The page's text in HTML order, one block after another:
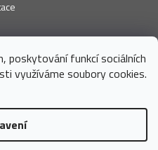
poskytování funkcí sociálních
využíváme soubory cookies.
696 42 Vracov
678 197
7 - 15h)